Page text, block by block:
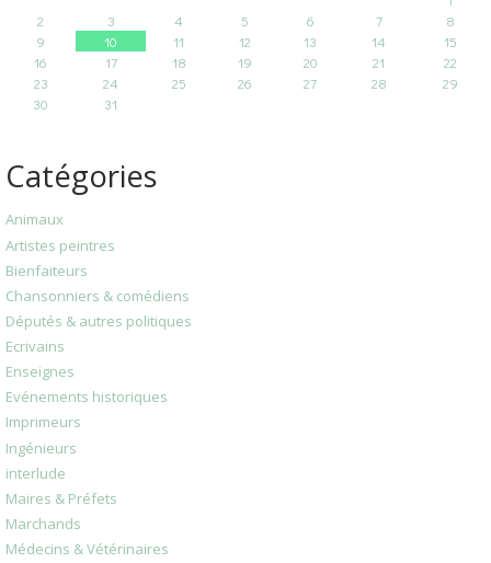
2
3 4 5 6 7
8
9
10 11 12 13 14
15
16
17 18 19 20 21
22
23
24 25 26 27 28
29
30
31
Catégories
Animaux
Artistes peintres
Bienfaiteurs
Chansonniers & comédiens
Députés & autres politiques
Ecrivains
Enseignes
Evénements historiques
Imprimeurs
Ingénieurs
interlude
Maires & Préfets
Marchands
Médecins & Vétérinaires